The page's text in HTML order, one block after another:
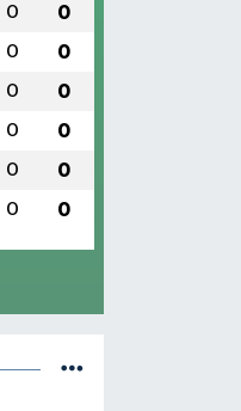
0 0
0 0
0 0
0 0
0 0
0 0